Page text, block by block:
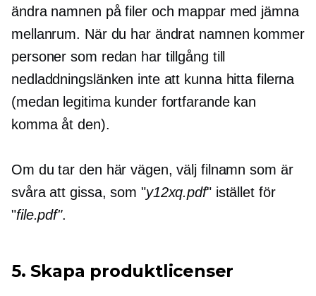
ändra namnen på filer och mappar med jämna
mellanrum. När du har ändrat namnen kommer
personer som redan har tillgång till
nedladdningslänken inte att kunna hitta filerna
(medan legitima kunder fortfarande kan
komma åt den).
Om du tar den här vägen, välj filnamn som är
svåra att gissa, som "y12xq.pdf" istället för
"file.pdf".
5. Skapa produktlicenser